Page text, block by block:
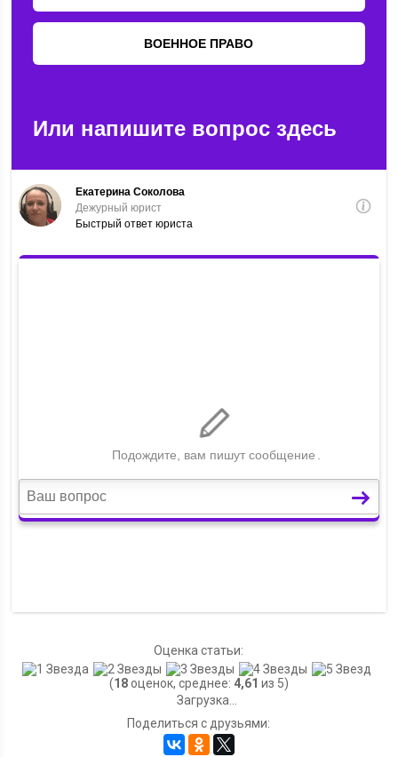
Оценка статьи:
(18оценок, среднее: 4,61 из 5)
Загрузка...
Поделиться с друзьями: